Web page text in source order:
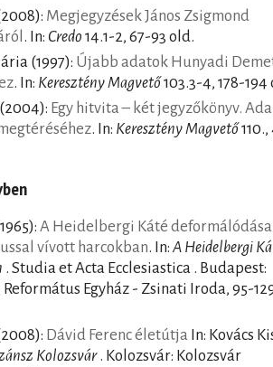
Megjegyzések János Zsigmond
. In: Credo 14.1-2, 67-93 old.
(1997): Újabb adatok Hunyadi
. In: Keresztény Magvető103.3-4, 178-194
(2004): Egy hitvita – két jegyzőkönyv.
. In: Keresztény Magvető110.,
A Heidelbergi Káté
vívott harcokban. In: A Heidelbergi
. Studia et Acta Ecclesiastica . Budapest:
Egyház - Zsinati Iroda, 95-
Dávid Ferenc életútja In: Kovács
Kolozsvár. Kolozsvár: Kolozsvár